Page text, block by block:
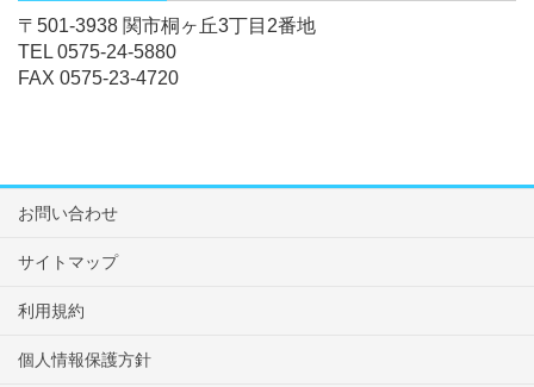
〒501-3938 関市桐ヶ丘3丁目2番地
TEL 0575-24-5880
FAX 0575-23-4720
お問い合わせ
サイトマップ
利用規約
個人情報保護方針